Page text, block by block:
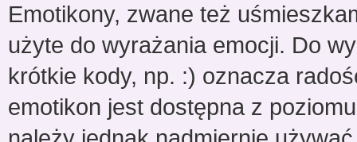
Emotikony, zwane też
użyte do wyrażania emocji. Do
krótkie kody, np. :) oznacza
emotikon jest dostępna z